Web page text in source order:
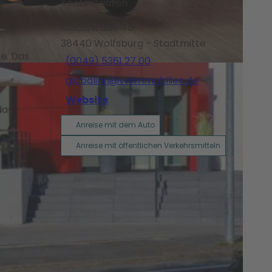
Das
der
Kontaktdaten
38440 Wolfsburg - Stadtmitte
(0049) 5361 27 00
globalinn@vwimmobilien.de
Website
Anreise mit dem Auto
Anreise mit öffentlichen Verkehrsmitteln